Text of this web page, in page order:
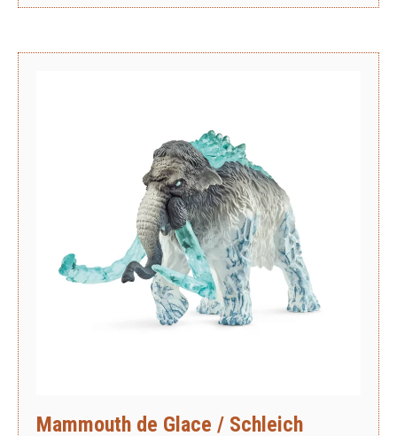
Mammouth de Glace / Schleich